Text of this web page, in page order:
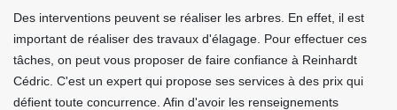
Des interventions peuvent se réaliser les arbres. En effet, il est
important de réaliser des travaux d'élagage. Pour effectuer ces
tâches, on peut vous proposer de faire confiance à Reinhardt
Cédric. C'est un expert qui propose ses services à des prix qui
défient toute concurrence. Afin d'avoir les renseignements